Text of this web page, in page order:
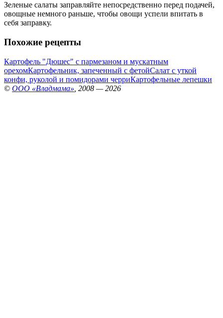
Зеленые салаты заправляйте непосредственно перед подачей,
овощные немного раньше, чтобы овощи успели впитать в
себя заправку.
Похожие рецепты
Картофель "Дюшес" с пармезаном и мускатным
орехомКартофельник, запеченный с фетойСалат с уткой
конфи, руколой и помидорами черриКартофельные лепешки
© ООО «Владмама» , 2008 — 2026